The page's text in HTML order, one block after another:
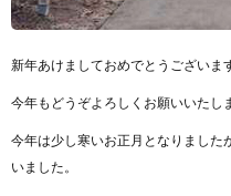
新年あけましておめでとうございま
今年もどうぞよろしくお願いいたし
今年は少し寒いお正月となりました
いました。